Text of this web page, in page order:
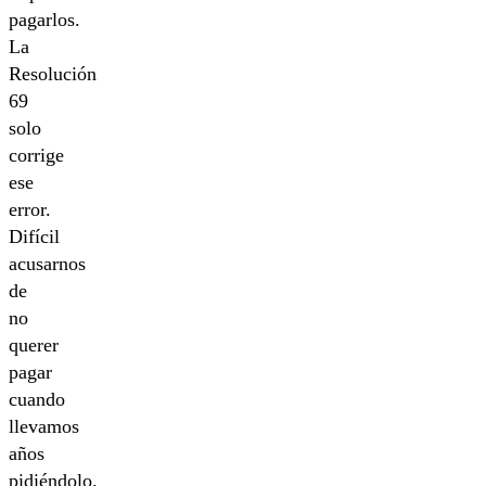
pagarlos.
La
Resolución
69
solo
corrige
ese
error.
Difícil
acusarnos
de
no
querer
pagar
cuando
llevamos
años
pidiéndolo.